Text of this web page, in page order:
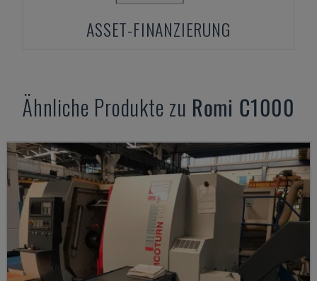
ASSET-FINANZIERUNG
Ähnliche Produkte zu Romi C1000